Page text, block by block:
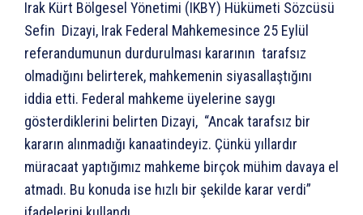
Irak Kürt Bölgesel Yönetimi (IKBY) Hükümeti Sözcüsü
Sefin Dizayi, Irak Federal Mahkemesince 25 Eylül
referandumunun durdurulması kararının tarafsız
olmadığını belirterek, mahkemenin siyasallaştığını
iddia etti. Federal mahkeme üyelerine saygı
gösterdiklerini belirten Dizayi, “Ancak tarafsız bir
kararın alınmadığı kanaatindeyiz. Çünkü yıllardır
müracaat yaptığımız mahkeme birçok mühim davaya el
atmadı. Bu konuda ise hızlı bir şekilde karar verdi”